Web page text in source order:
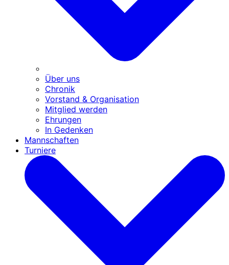
Über uns
Chronik
Vorstand & Organisation
Mitglied werden
Ehrungen
In Gedenken
Mannschaften
Turniere